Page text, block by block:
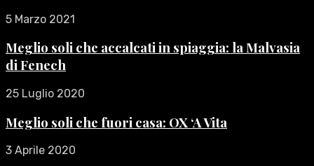
5 Marzo 2021
Meglio soli che accalcati in spiaggia: la Malvasia
di Fenech
25 Luglio 2020
Meglio soli che fuori casa: OX ‘A Vita
3 Aprile 2020